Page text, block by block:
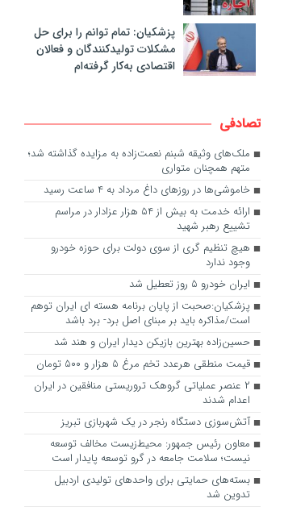
پزشکیان: تمام توانم را برای حل
مشکلات تولیدکنندگان و فعالان
اقتصادی به‌کار گرفته‌ام
تصادفی
ملک‌های وثیقه شبنم نعمت‌زاده به مزایده گذاشته شد؛
متهم همچنان متواری
خاموشی‌ها در روزهای داغ مرداد به ۴ ساعت رسید
ارائه خدمت به بیش از ۵۴ هزار عزادار در مراسم
تشییع رهبر شهید
هیچ تنظیم گری از سوی دولت برای حوزه خودرو
وجود ندارد
ایران خودرو ۵ روز تعطیل شد
پزشکیان:صحبت از پایان برنامه هسته ای ایران توهم
است/مذاکره باید بر مبنای اصل برد- برد باشد
حسین‌زاده بهترین بازیکن دیدار ایران و هند شد
قیمت منطقی هرعدد تخم مرغ ۵ هزار و ۵۰۰ تومان
۲ عنصر عملیاتی گروهک تروریستی منافقین در ایران
اعدام شدند
آتش‌سوزی دستگاه رنجر در یک شهربازی تبریز
معاون رئیس جمهور: محیط‌زیست مخالف توسعه
نیست؛ سلامت جامعه در گرو توسعه پایدار است
بسته‌های حمایتی برای واحدهای تولیدی اردبیل
تدوین شد